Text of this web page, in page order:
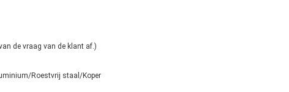
de vraag van de klant af.)
Roestvrij staal/Koper